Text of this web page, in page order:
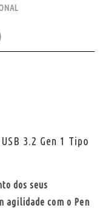
3.2 Gen 1 Tipo
dos seus
agilidade com o Pen